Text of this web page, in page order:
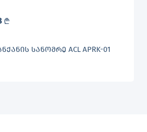
L
ᲡᲐᲜᲝᲛᲠᲔ ACL APRK-01